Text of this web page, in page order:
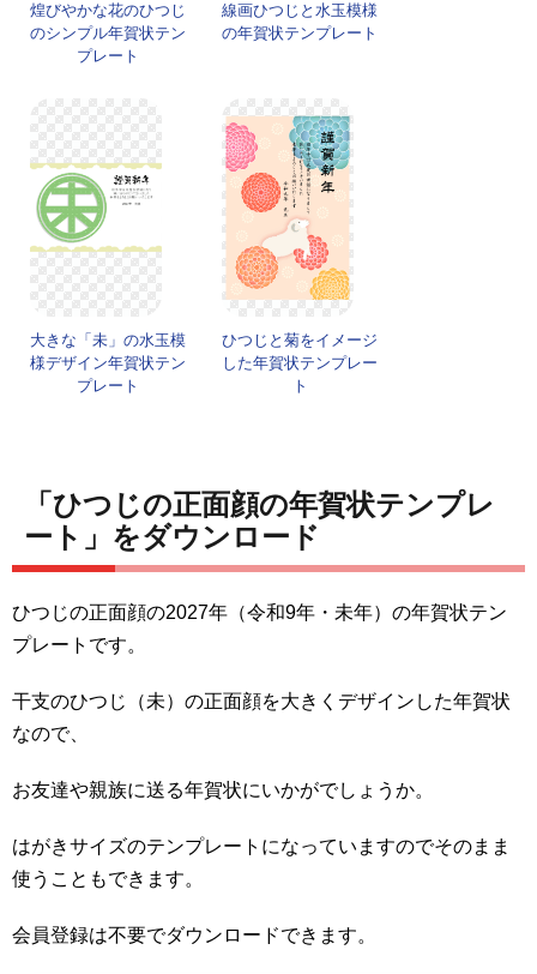
煌びやかな花のひつじ
のシンプル年賀状テン
プレート
線画ひつじと水玉模様
の年賀状テンプレート
大きな「未」の水玉模
様デザイン年賀状テン
プレート
ひつじと菊をイメージ
した年賀状テンプレー
ト
「ひつじの正面顔の年賀状テンプレ
ート」をダウンロード
ひつじの正面顔の2027年（令和9年・未年）の年賀状テン
プレートです。
干支のひつじ（未）の正面顔を大きくデザインした年賀状
なので、
お友達や親族に送る年賀状にいかがでしょうか。
はがきサイズのテンプレートになっていますのでそのまま
使うこともできます。
会員登録は不要でダウンロードできます。